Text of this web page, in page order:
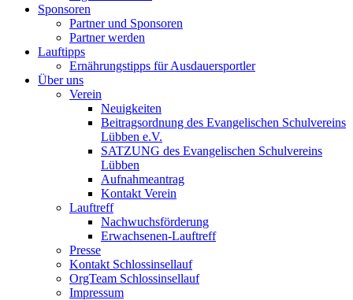
Sponsoren
Partner und Sponsoren
Partner werden
Lauftipps
Ernährungstipps für Ausdauersportler
Über uns
Verein
Neuigkeiten
Beitragsordnung des Evangelischen Schulvereins
Lübben e.V.
SATZUNG des Evangelischen Schulvereins
Lübben
Aufnahmeantrag
Kontakt Verein
Lauftreff
Nachwuchsförderung
Erwachsenen-Lauftreff
Presse
Kontakt Schlossinsellauf
OrgTeam Schlossinsellauf
Impressum